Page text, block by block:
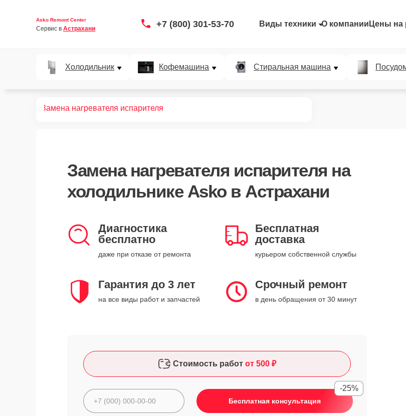
Asko Remont Center
Сервис в Астрахани +7 (800) 301-53-70 Виды техники О компании Цены на
Холодильник Кофемашина Стиральная машина
Замена нагревателя испарителя
Замена нагревателя испарителя на
холодильнике Asko в Астрахани
Диагностика
бесплатно
даже при отказе от ремонта
Бесплатная
доставка
курьером собственной службы
Гарантия до 3 лет
на все виды работ и запчастей
Срочный ремонт
в день обращения от 30 минут
Стоимость работ от 500 ₽
Бесплатная консультация
-25%